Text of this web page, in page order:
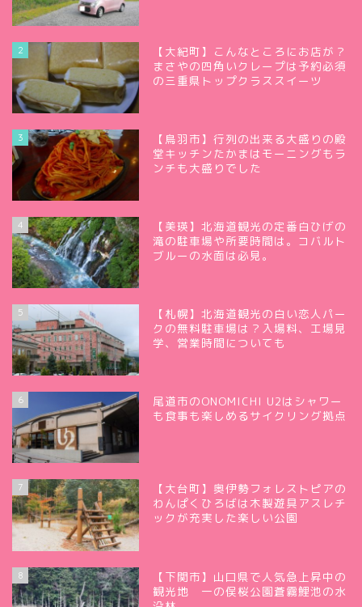
2
【大紀町】こんなところにお店が？
まさやの四角いクレープは予約必須
の三重県トップクラススイーツ
3
【鳥羽市】行列の出来る大盛りの殿
堂キッチンたかまはモーニングもラ
ンチも大盛りでした
4
【美瑛】北海道観光の定番白ひげの
滝の駐車場や所要時間は。コバルト
ブルーの水面は必見。
5
【札幌】北海道観光の白い恋人パー
クの無料駐車場は？入場料、工場見
学、営業時間についても
6
尾道市のONOMICHI U2はシャワー
も食事も楽しめるサイクリング拠点
7
【大台町】奥伊勢フォレストピアの
わんぱくひろばは木製遊具アスレチ
ックが充実した楽しい公園
8
【下関市】山口県で人気急上昇中の
観光地 一の俣桜公園蒼霧鯉池の水